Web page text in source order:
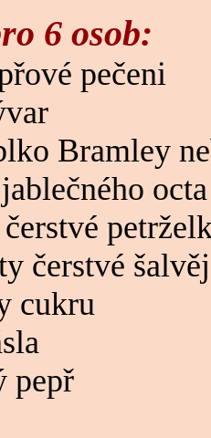
6 osob:
pečeni
Bramley
octa
čerstvé
cukru
pepř